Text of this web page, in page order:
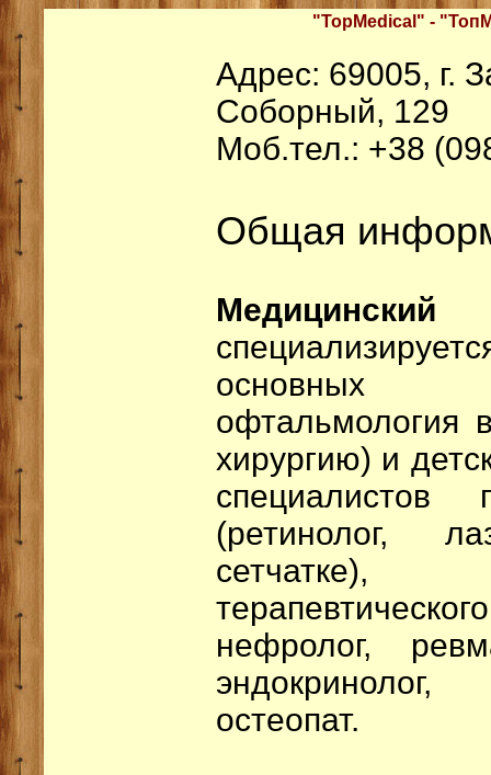
"TopMedical" -
Адрес: 69005, г.
Соборный, 129
Моб.тел.: +38
Общая
Медицинский
основных
офтальмология
хирургию) и
(ретинолог,
нефролог,
остеопат.